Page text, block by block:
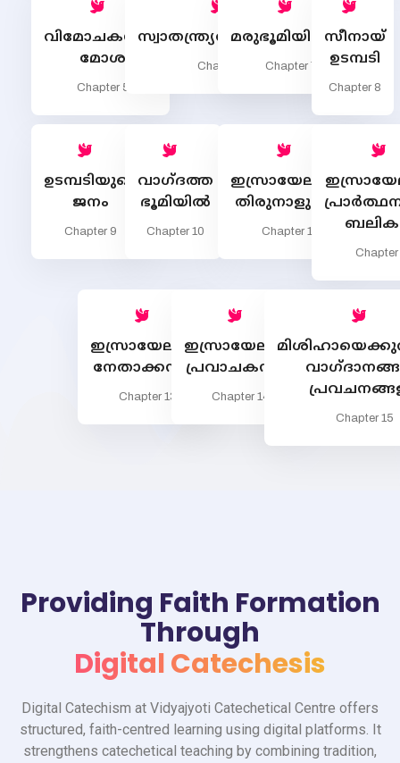
വിമോചകനായ
മോശ
Chapter 5
സ്വാതന്ത്ര്യത്തിലേയ്ക്ക്
Chapter 6
മരുഭൂമിയിലൂടെ
Chapter 7
സീനായ്
ഉടമ്പടി
Chapter 8
ഉടമ്പടിയുടെ
ജനം
Chapter 9
വാഗ്ദത്ത
ഭൂമിയില്‍
Chapter 10
ഇസ്രായേലിന്‍റെ
തിരുനാളുകള്‍
Chapter 11
Chapter
ഇസ്രായേലിലെ
നേതാക്കന്മാര്‍
Chapter 13
ഇസ്രായേലിലെ
പ്രവാചകന്മാര്‍
Chapter 14
Chapter 15
Providing Faith Formation
Through
Digital Catechesis
Digital Catechism at Vidyajyoti Catechetical Centre offers
structured, faith-centred learning using digital platforms. It
strengthens catechetical teaching by combining tradition,